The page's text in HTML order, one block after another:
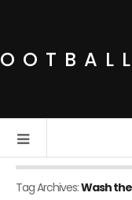
Tag Archives:Wash